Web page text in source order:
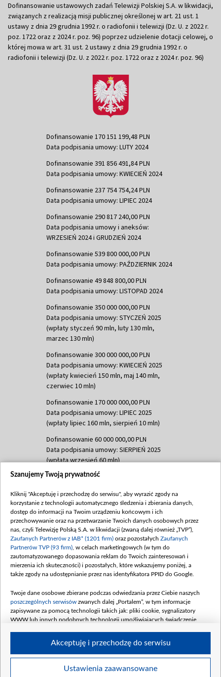
Dofinansowanie ustawowych zadań Telewizji Polskiej S.A. w likwidacji,
związanych z realizacją misji publicznej określonej w art. 21 ust. 1
ustawy z dnia 29 grudnia 1992 r. o radiofonii i telewizji (Dz. U. z 2022 r.
poz. 1722 oraz z 2024 r. poz. 96) poprzez udzielenie dotacji celowej, o
której mowa w art. 31 ust. 2 ustawy z dnia 29 grudnia 1992 r. o
radiofonii i telewizji (Dz. U. z 2022 r. poz. 1722 oraz z 2024 r. poz. 96)
Dofinansowanie 170 151 199,48 PLN
Data podpisania umowy: LUTY 2024
Dofinansowanie 391 856 491,84 PLN
Data podpisania umowy: KWIECIEŃ 2024
Dofinansowanie 237 754 754,24 PLN
Data podpisania umowy: LIPIEC 2024
Dofinansowanie 290 817 240,00 PLN
Data podpisania umowy i aneksów:
WRZESIEŃ 2024 i GRUDZIEŃ 2024
Dofinansowanie 539 800 000,00 PLN
Data podpisania umowy: PAŹDZIERNIK 2024
Dofinansowanie 49 848 800,00 PLN
Data podpisania umowy: LISTOPAD 2024
Dofinansowanie 350 000 000,00 PLN
Data podpisania umowy: STYCZEŃ 2025
(wpłaty styczeń 90 mln, luty 130 mln,
marzec 130 mln)
Dofinansowanie 300 000 000,00 PLN
Data podpisania umowy: KWIECIEŃ 2025
(wpłaty kwiecień 150 mln, maj 140 mln,
czerwiec 10 mln)
Dofinansowanie 170 000 000,00 PLN
Data podpisania umowy: LIPIEC 2025
(wpłaty lipiec 160 mln, sierpień 10 mln)
Dofinansowanie 60 000 000,00 PLN
Data podpisania umowy: SIERPIEŃ 2025
(wpłata wrzesień 60 mln)
Dofinansowanie 635 783 051,21 PLN
(wpłata wrzesień 100 mln, październik 350
mln, listopad 265 mln)
Dofinansowanie 48 862 000,00 PLN
Data podpisania umowy: GRUDZIEŃ 2025
(wpłata grudzień 60,548 mln)
Dofinansowanie 900 000 000,00 PLN
Data podpisania umowy: LUTY 2026 (wpłata
kwiecień 180 mln, 7 maja 180 mln, 8
czerwca 90 mln)
Dofinansowanie 250 000 000,00 PLN
4 sierpnia 250 mln
Szanujemy Twoją prywatność
Kliknij "Akceptuję i przechodzę do serwisu", aby wyrazić zgody na
korzystanie z technologii automatycznego śledzenia i zbierania danych,
dostęp do informacji na Twoim urządzeniu końcowym i ich
przechowywanie oraz na przetwarzanie Twoich danych osobowych przez
nas, czyli Telewizję Polską S.A. w likwidacji (zwaną dalej również „TVP”),
Zaufanych Partnerów z IAB* (1201 firm) oraz pozostałych Zaufanych
Partnerów TVP (93 firm) , w celach marketingowych (w tym do
zautomatyzowanego dopasowania reklam do Twoich zainteresowań i
mierzenia ich skuteczności) i pozostałych, które wskazujemy poniżej, a
także zgody na udostępnianie przez nas identyfikatora PPID do Google.
Twoje dane osobowe zbierane podczas odwiedzania przez Ciebie naszych
poszczególnych serwisów zwanych dalej „Portalem”, w tym informacje
zapisywane za pomocą technologii takich jak: pliki cookie, sygnalizatory
WWW lub innych podobnych technologii umożliwiających świadczenie
Twoje dane osobowe zbierane podczas odwiedzania przez Ciebie
Ustawienia zaawansowane
Akceptuję i przechodzę do serwisu